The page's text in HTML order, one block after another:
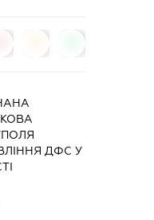
ДФС У